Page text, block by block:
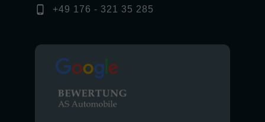
+49 176 - 321 35 285